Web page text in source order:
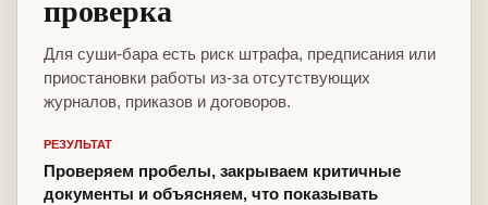
проверка
Для суши-бара есть риск штрафа, предписания или
приостановки работы из-за отсутствующих
журналов, приказов и договоров.
РЕЗУЛЬТАТ
Проверяем пробелы, закрываем критичные
документы и объясняем, что показывать